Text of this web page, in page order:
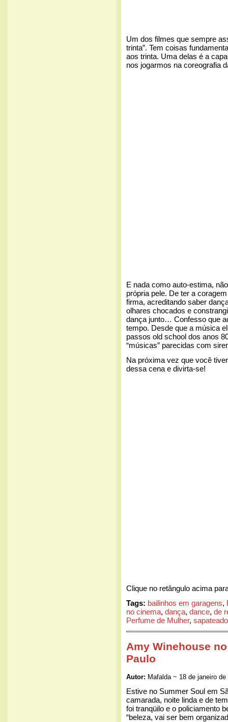
Um dos filmes que sempre
trinta”. Tem coisas
aos trinta. Uma delas é a
nos jogarmos na coreografia
E nada como auto-estima,
própria pele. De ter a
firma, acreditando saber
olhares chocados e
dança junto… Confesso que
tempo. Desde que a música
passos old school dos anos
“músicas” parecidas com
Na próxima vez que você
dessa cena e divirta-se!
Clique no retângulo acima
Tags: bailinhos em garagens,
no cinema, dança, dance, de
Perfume de Mulher, sapateado
Amy Winehouse
Paulo
Autor: Mafalda ~ 18 de janeiro
Estive no Summer Soul em
camarada, noite linda e de
foi tranqüilo e o policiamento
“beleza, vai ser bem